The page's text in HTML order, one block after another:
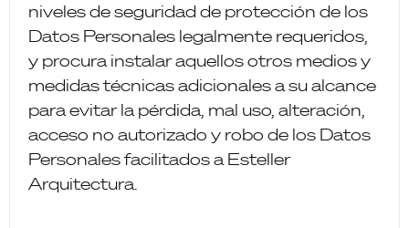
niveles de seguridad de protección de los
Datos Personales legalmente requeridos,
y procura instalar aquellos otros medios y
medidas técnicas adicionales a su alcance
para evitar la pérdida, mal uso, alteración,
acceso no autorizado y robo de los Datos
Personales facilitados a Esteller
Arquitectura.